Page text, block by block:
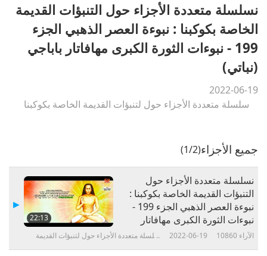
نسلسلة متعددة الأجزاء حول التنبؤات القديمة
الخاصة بكوكبنا : نبوءة العصر الذهبي الجزء
199 - نبوءات الثورة الكبرى مهافاتار باباجي
(نباتي)
2022-06-19
سلسلة متعددة الأجزاء حول لتنبؤات القديمة الخاصة بكوكبنا
جميع الأجزاء(1/2)
22:13
نسلسلة متعددة الأجزاء حول
التنبؤات القديمة الخاصة بكوكبنا :
نبوءة العصر الذهبي الجزء 199 -
نبوءات الثورة الكبرى مهافاتار
باباجي (نباتي)
سلسلة متعددة الأجزاء حول لتنبؤات القديمة
2022-06-19 10860 الآراء